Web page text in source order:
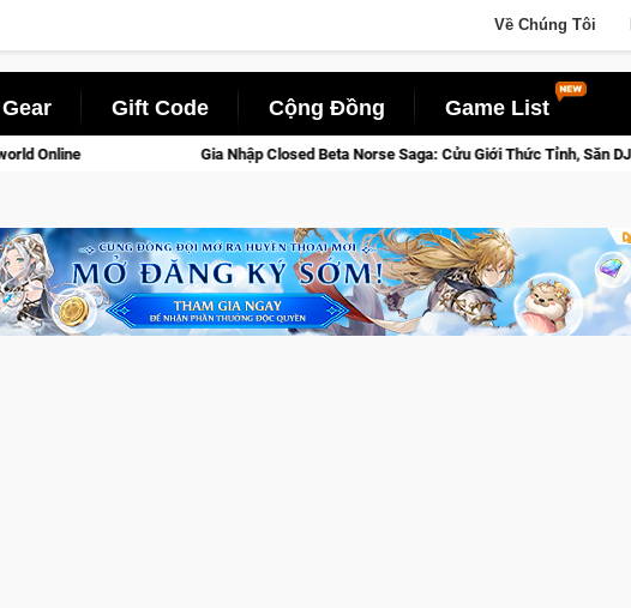
Về Chúng Tôi
Gift Code Cộng Đồng Game List
Beta Norse Saga: Cửu Giới Thức Tỉnh, Săn DJI Osmo Pocket 3 Ngay Hôm Nay